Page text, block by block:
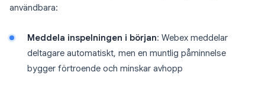
användbara:
Meddela inspelningen i början: Webex meddelar
deltagare automatiskt, men en muntlig påminnelse
bygger förtroende och minskar avhopp